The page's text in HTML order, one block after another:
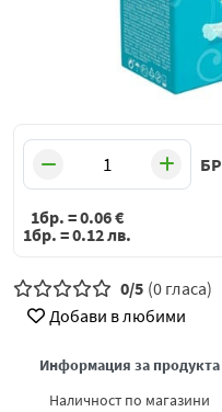
БР
1бр. =0.06€
1бр. =0.12лв.
0/5 (0 гласа)
Добави в любими
Информация за продукта
Наличност по магазини